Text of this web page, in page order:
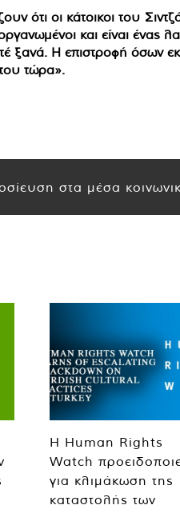
ότι οι κάτοικοι του
και είναι
ξανά. Η επιστροφή όσων
τώρα».
στα μέσα
Η Human Rights
Watch
για κλιμάκωση της
καταστολής των